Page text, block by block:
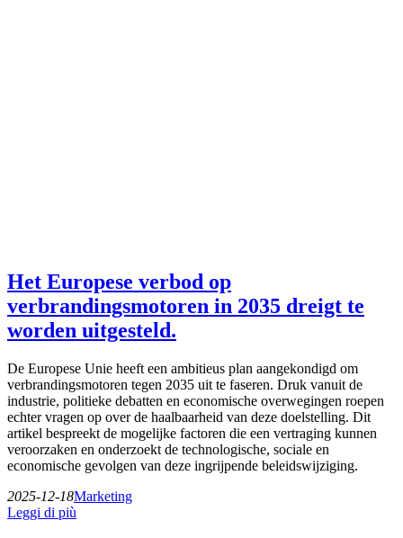
Het Europese verbod op
verbrandingsmotoren in 2035 dreigt te
worden uitgesteld.
De Europese Unie heeft een ambitieus plan aangekondigd om
verbrandingsmotoren tegen 2035 uit te faseren. Druk vanuit de
industrie, politieke debatten en economische overwegingen roepen
echter vragen op over de haalbaarheid van deze doelstelling. Dit
artikel bespreekt de mogelijke factoren die een vertraging kunnen
veroorzaken en onderzoekt de technologische, sociale en
economische gevolgen van deze ingrijpende beleidswijziging.
2025-12-18Marketing
Leggi di più